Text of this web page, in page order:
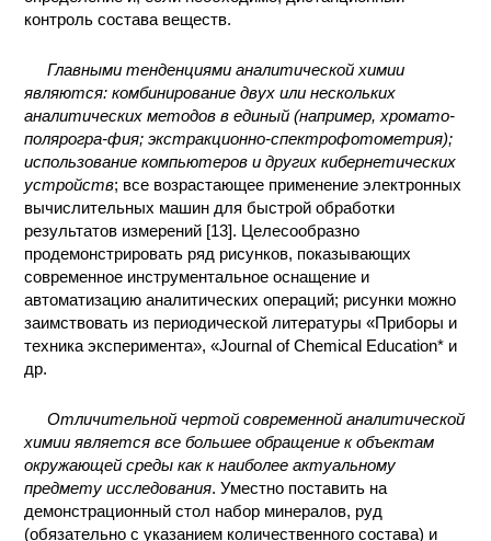
контроль состава веществ.
Главными тенденциями аналитической химии
являются: комбинирование двух или нескольких
аналитических методов в единый (например, хромато-
полярогра-фия; экстракционно-спектрофотометрия);
использование компьютеров и других кибернетических
устройств; все возрастающее применение электронных
вычислительных машин для быстрой обработки
результатов измерений [13]. Целесообразно
продемонстрировать ряд рисунков, показывающих
современное инструментальное оснащение и
автоматизацию аналитических операций; рисунки можно
заимствовать из периодической литературы «Приборы и
техника эксперимента», «Journal of Chemical Education* и
др.
Отличительной чертой современной аналитической
химии является все большее обращение к объектам
окружающей среды как к наиболее актуальному
предмету исследования. Уместно поставить на
демонстрационный стол набор минералов, руд
(обязательно с указанием количественного состава) и